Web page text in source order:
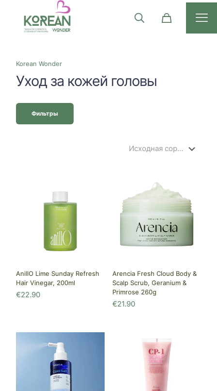
Korean Wonder
Уход за кожей головы
Фильтры
AnillO Lime Sunday Refresh
Hair Vinegar, 200ml
€22.90
Arencia Fresh Cloud Body &
Scalp Scrub, Geranium &
Primrose 260g
€21.90